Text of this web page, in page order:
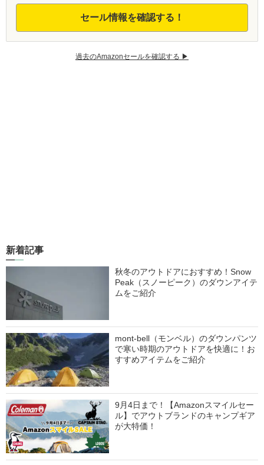
セール情報を確認する！
過去のAmazonセールを確認する ▶︎
新着記事
秋冬のアウトドアにおすすめ！Snow
Peak（スノーピーク）のダウンアイテ
ムをご紹介
mont-bell（モンベル）のダウンパンツ
で寒い時期のアウトドアを快適に！お
すすめアイテムをご紹介
9月4日まで！【Amazonスマイルセー
ル】でアウトブランドのキャンプギア
が大特価！